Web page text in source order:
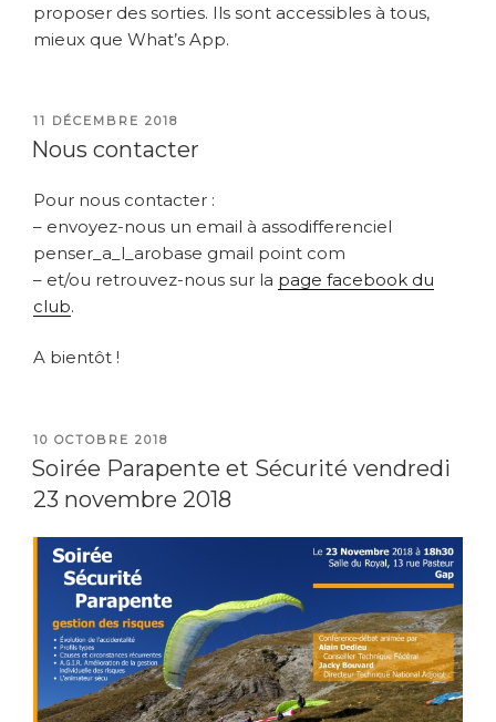
proposer des sorties. Ils sont accessibles à tous,
mieux que What’s App.
PUBLIÉ
LE
11 DÉCEMBRE 2018
Nous contacter
Pour nous contacter :
– envoyez-nous un email à assodifferenciel
penser_a_l_arobase gmail point com
– et/ou retrouvez-nous sur la page facebook du
club.
A bientôt !
PUBLIÉ
LE
10 OCTOBRE 2018
Soirée Parapente et Sécurité vendredi
23 novembre 2018